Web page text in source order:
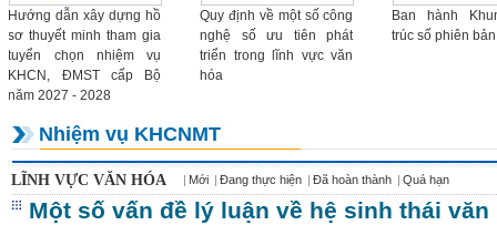
Hướng dẫn xây dựng hồ
sơ thuyết minh tham gia
tuyển chọn nhiệm vụ
KHCN, ĐMST cấp Bộ
năm 2027 - 2028
Quy định về một số công
nghệ số ưu tiên phát
triển trong lĩnh vực văn
hóa
Ban hành
trúc số phiên
Nhiệm vụ KHCNMT
LĨNH VỰC VĂN HÓA Mới Đang thực hiện Đã hoàn thành Quá hạn
Một số vấn đề lý luận về hệ sinh thái